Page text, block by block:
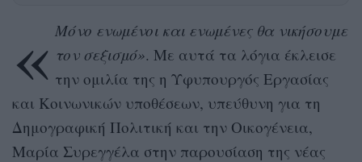
« Μόνο ενωμένοι και ενωμένες θα νικήσουμε
τον σεξισμό». Με αυτά τα λόγια έκλεισε
την ομιλία της η Υφυπουργός Εργασίας
και Κοινωνικών υποθέσεων, υπεύθυνη για τη
Δημογραφική Πολιτική και την Οικογένεια,
Μαρία Συρεγγέλα στην παρουσίαση της νέας